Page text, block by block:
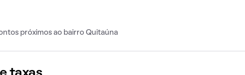
próximos ao bairro Quitaúna